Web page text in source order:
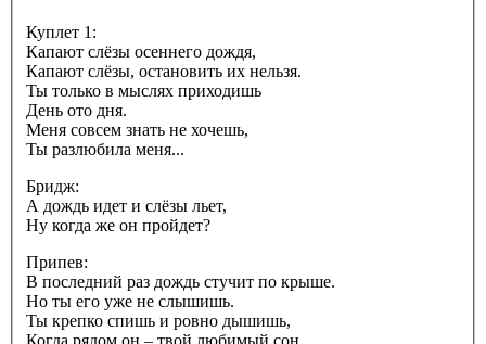
Куплет 1:
Капают слёзы осеннего дождя,
Капают слёзы, остановить их нельзя.
Ты только в мыслях приходишь
День ото дня.
Меня совсем знать не хочешь,
Ты разлюбила меня...
Бридж:
А дождь идет и слёзы льет,
Ну когда же он пройдет?
Припев:
В последний раз дождь стучит по крыше.
Но ты его уже не слышишь.
Ты крепко спишь и ровно дышишь,